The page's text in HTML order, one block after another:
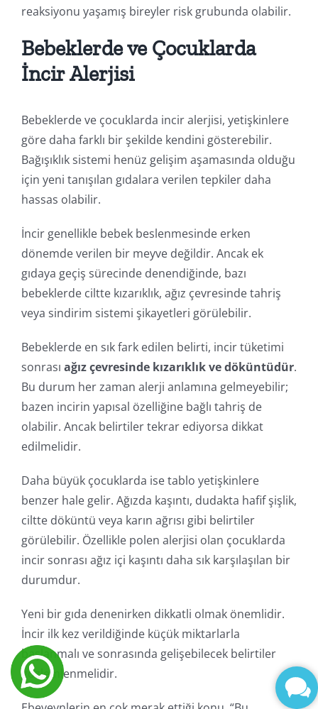
reaksiyonu yaşamış bireyler risk grubunda olabilir.
Bebeklerde ve Çocuklarda
İncir Alerjisi
Bebeklerde ve çocuklarda incir alerjisi, yetişkinlere
göre daha farklı bir şekilde kendini gösterebilir.
Bağışıklık sistemi henüz gelişim aşamasında olduğu
için yeni tanışılan gıdalara verilen tepkiler daha
hassas olabilir.
İncir genellikle bebek beslenmesinde erken
dönemde verilen bir meyve değildir. Ancak ek
gıdaya geçiş sürecinde denendiğinde, bazı
bebeklerde ciltte kızarıklık, ağız çevresinde tahriş
veya sindirim sistemi şikayetleri görülebilir.
Bebeklerde en sık fark edilen belirti, incir tüketimi
sonrası ağız çevresinde kızarıklık ve döküntüdür.
Bu durum her zaman alerji anlamına gelmeyebilir;
bazen incirin yapısal özelliğine bağlı tahriş de
olabilir. Ancak belirtiler tekrar ediyorsa dikkat
edilmelidir.
Daha büyük çocuklarda ise tablo yetişkinlere
benzer hale gelir. Ağızda kaşıntı, dudakta hafif şişlik,
ciltte döküntü veya karın ağrısı gibi belirtiler
görülebilir. Özellikle polen alerjisi olan çocuklarda
incir sonrası ağız içi kaşıntı daha sık karşılaşılan bir
durumdur.
Yeni bir gıda denenirken dikkatli olmak önemlidir.
İncir ilk kez verildiğinde küçük miktarlarla
başlanmalı ve sonrasında gelişebilecek belirtiler
gözlemlenmelidir.